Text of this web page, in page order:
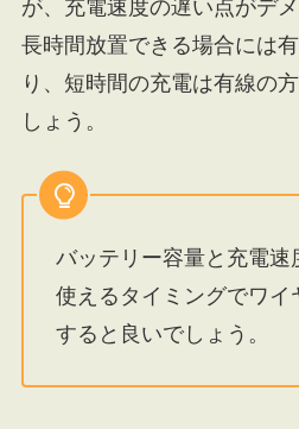
が、充電速度の遅い点がデメ
長時間放置できる場合には
り、短時間の充電は有線の
しょう。
バッテリー容量と充電速
使えるタイミングでワイ
すると良いでしょう。